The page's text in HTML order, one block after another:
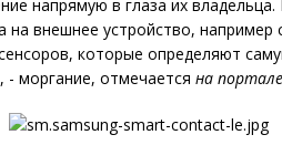
напрямую в глаза их
на внешнее устройство,
которые определяют
моргание, отмечается на